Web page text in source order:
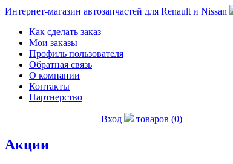
Интернет-магазин автозапчастей для Renault и Nissan
Как сделать заказ
Мои заказы
Профиль пользователя
Обратная связь
О компании
Контакты
Партнерство
Вход товаров (0)
Акции